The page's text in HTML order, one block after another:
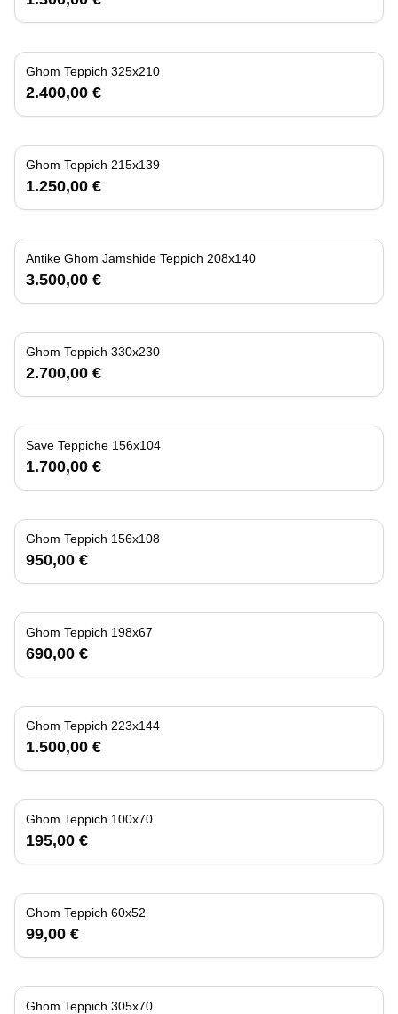
Ghom Teppich 325x210
2.400,00 €
Ghom Teppich 215x139
1.250,00 €
Antike Ghom Jamshide Teppich 208x140
3.500,00 €
Ghom Teppich 330x230
2.700,00 €
Save Teppiche 156x104
1.700,00 €
Ghom Teppich 156x108
950,00 €
Ghom Teppich 198x67
690,00 €
Ghom Teppich 223x144
1.500,00 €
Ghom Teppich 100x70
195,00 €
Ghom Teppich 60x52
99,00 €
Ghom Teppich 305x70